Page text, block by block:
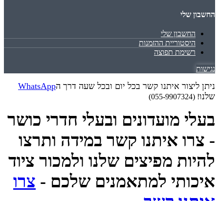
החשבון שלי
החשבון שלי
היסטוריית ההזמנות
רשימת תפוצה
נגישות
ניתן ליצור איתנו קשר בכל יום ובכל שעה דרך הWhatsApp
שלנו! (055-9907324)
בעלי מועדונים ובעלי חדרי כושר
- צרו איתנו קשר במידה ותרצו
להיות מפיצים שלנו ולמכור ציוד
איכותי למתאמנים שלכם - צרו